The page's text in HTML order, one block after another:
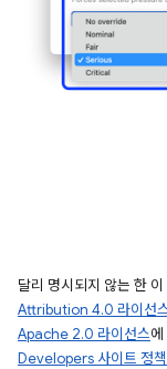
달리 명시되지 않는 한
Attribution 4.0 라이선
Apache 2.0 라이선스
Developers 사이트 정책